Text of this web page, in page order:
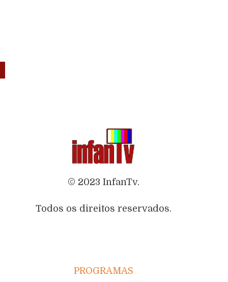
© 2023 InfanTv.
Todos os direitos reservados.
PROGRAMAS